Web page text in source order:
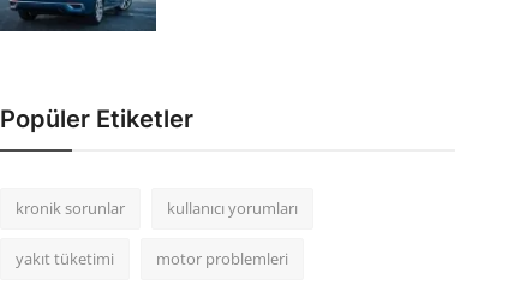
Popüler Etiketler
kronik sorunlar kullanıcı yorumları
yakıt tüketimi motor problemleri